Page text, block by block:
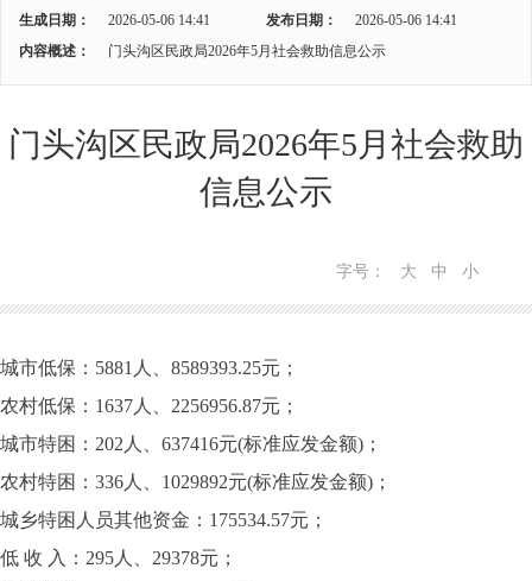
生成日期：
2026-05-06 14:41 发布日期：
2026-05-06 14:41
内容概述：
门头沟区民政局2026年5月社会救助信息公示
门头沟区民政局2026年5月社会救助
信息公示
字号： 大 中 小
城市低保：5881人、8589393.25元；
农村低保：1637人、2256956.87元；
城市特困：202人、637416元(标准应发金额)；
农村特困：336人、1029892元(标准应发金额)；
城乡特困人员其他资金：175534.57元；
低 收 入：295人、29378元；